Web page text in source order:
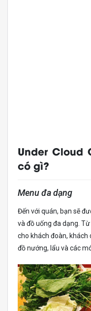
Under Cloud
có gì?
Menu đa dạng
Đến với quán, bạn sẽ
và đồ uống đa dạng.
cho khách đoàn, khách
đồ nướng, lẩu và các